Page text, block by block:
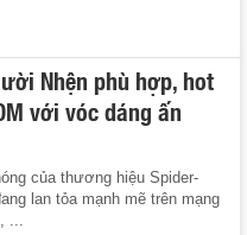
Nhện phù hợp, hot
với vóc dáng ấn
của thương hiệu Spider-
lan tỏa mạnh mẽ trên mạng
...